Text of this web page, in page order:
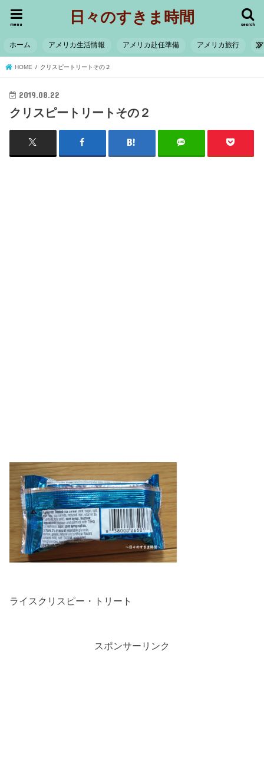
日々のすきま時間 search
menu
ホーム アメリカ生活情報 アメリカ赴任準備 アメリカ旅行
HOME クリスピートリートその２
2019.08.22
クリスピートリートその２
ライスクリスピー・トリート
スポンサーリンク